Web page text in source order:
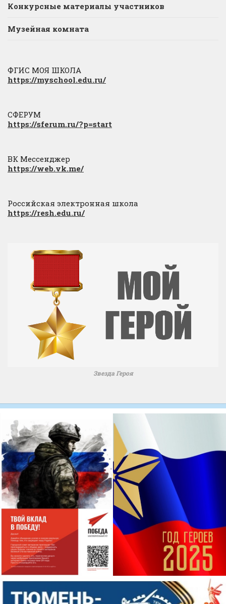
Конкурсные материалы участников
Музейная комната
ФГИС МОЯ ШКОЛА
https://myschool.edu.ru/
СФЕРУМ
https://sferum.ru/?p=start
ВК Мессенджер
https://web.vk.me/
Российская электронная школа
https://resh.edu.ru/
Звезда Героя